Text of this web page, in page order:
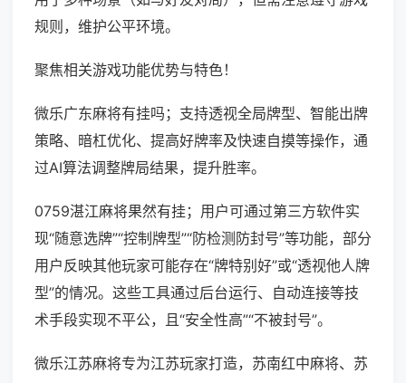
规则，维护公平环境。
聚焦相关游戏功能优势与特色！
微乐广东麻将有挂吗；支持透视全局牌型、智能出牌
策略、暗杠优化、提高好牌率及快速自摸等操作，通
过AI算法调整牌局结果，提升胜率。
0759湛江麻将果然有挂；用户可通过第三方软件实
现“随意选牌”“控制牌型”“防检测防封号”等功能，部分
用户反映其他玩家可能存在“牌特别好”或“透视他人牌
型”的情况。这些工具通过后台运行、自动连接等技
术手段实现不平公，且“安全性高”“不被封号”。
微乐江苏麻将专为江苏玩家打造，苏南红中麻将、苏